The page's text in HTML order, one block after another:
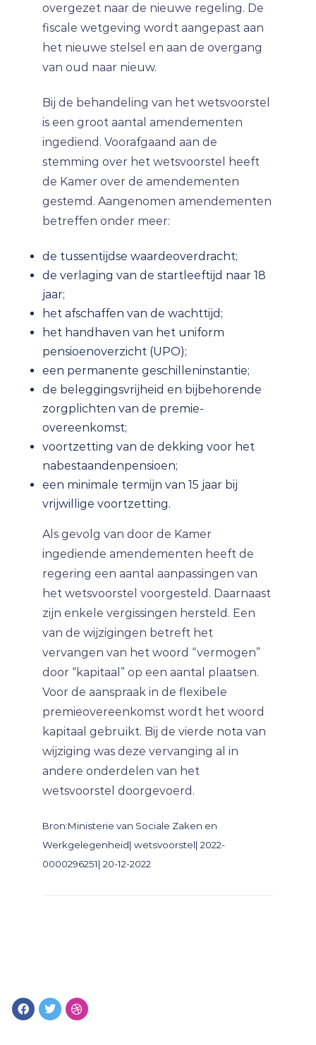
overgezet naar de nieuwe regeling. De
fiscale wetgeving wordt aangepast aan
het nieuwe stelsel en aan de overgang
van oud naar nieuw.
Bij de behandeling van het wetsvoorstel
is een groot aantal amendementen
ingediend. Voorafgaand aan de
stemming over het wetsvoorstel heeft
de Kamer over de amendementen
gestemd. Aangenomen amendementen
betreffen onder meer:
de tussentijdse waardeoverdracht;
de verlaging van de startleeftijd naar 18
jaar;
het afschaffen van de wachttijd;
het handhaven van het uniform
pensioenoverzicht (UPO);
een permanente geschilleninstantie;
de beleggingsvrijheid en bijbehorende
zorgplichten van de premie-
overeenkomst;
voortzetting van de dekking voor het
nabestaandenpensioen;
een minimale termijn van 15 jaar bij
vrijwillige voortzetting.
Als gevolg van door de Kamer
ingediende amendementen heeft de
regering een aantal aanpassingen van
het wetsvoorstel voorgesteld. Daarnaast
zijn enkele vergissingen hersteld. Een
van de wijzigingen betreft het
vervangen van het woord “vermogen”
door “kapitaal” op een aantal plaatsen.
Voor de aanspraak in de flexibele
premieovereenkomst wordt het woord
kapitaal gebruikt. Bij de vierde nota van
wijziging was deze vervanging al in
andere onderdelen van het
wetsvoorstel doorgevoerd.
Bron:Ministerie van Sociale Zaken en
Werkgelegenheid| wetsvoorstel| 2022-
0000296251| 20-12-2022